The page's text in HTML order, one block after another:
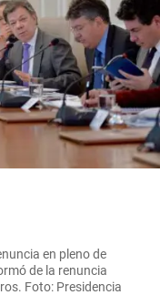
en pleno de
de la renuncia
Foto: Presidencia